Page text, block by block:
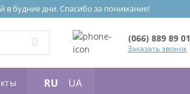
в будние дни. Спасибо за понимание!
(066) 889 89 01
Заказать звонок
RU UA